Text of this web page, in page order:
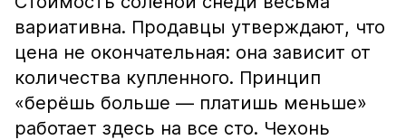
вариативна. Продавцы утверждают, что
цена не окончательная: она зависит от
количества купленного. Принцип
«берёшь больше — платишь меньше»
работает здесь на все сто. Чехонь